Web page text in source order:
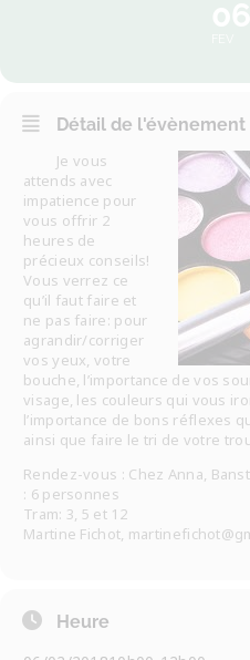
Détail de l'évènement
Je vous
attends avec
impatience pour
vous offrir 2
heures de
précieux conseils!
Vous verrez ce
qu’il faut faire et
ne pas faire: pour
agrandir/corriger
vos yeux, votre
bouche, l’importance de vos
visage, les couleurs qui vous
l’importance de bons réflexes
ainsi que faire le tri de votre
Rendez-vous : Chez Anna,
: 6 personnes
Tram: 3, 5 et 12
Martine Fichot,
Heure